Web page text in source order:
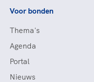
Voor bonden
Thema's
Agenda
Portal
Nieuws